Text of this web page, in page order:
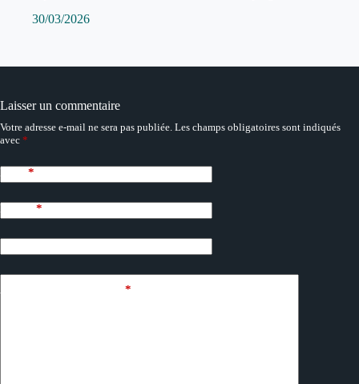
30/03/2026
Laisser un commentaire
Votre adresse e-mail ne sera pas publiée. Les champs obligatoires sont indiqués
avec *
Nom *
E-mail *
*